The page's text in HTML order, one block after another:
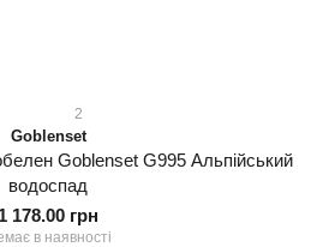
2
Goblenset
Goblenset G995 Альпійський
водоспад
1 178.00 грн
в наявності